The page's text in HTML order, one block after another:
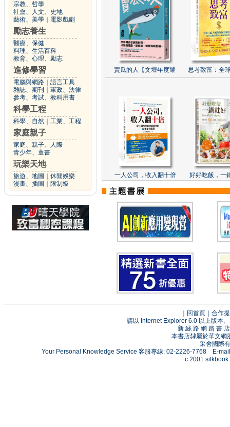
宗教、哲學
社會、人文、史地
藝術、美學
電影戲劇
勵志養生
醫療、保健
料理、生活百科
教育、心理、勵志
進修學習
電腦與網路
語言工具
雜誌、期刊
軍政、法律
參考、考試、教科用書
科學工程
科學、自然 工業、工程
家庭親子
家庭、親子、人際
青少年、童書
玩樂天地
旅遊、地圖
休閒娛樂
漫畫、插圖
限制級
賣瓜的人【文壇年度耀 思考致富：全
一人公司，收入翻十倍 好好吃飯，一
回首頁
合作
請以 Internet Explorer 6.0 以上版本
新 絲 路 網 路 書
本書店隸屬於華文網
采舍國際
Your Personal Knowledge Service 客服專線: 02-2226-7768 E-
c 2001